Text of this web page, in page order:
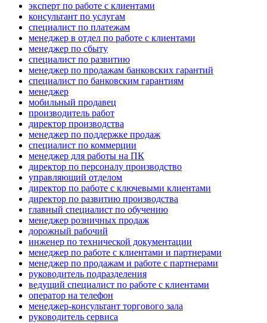
эксперт по работе с клиентами
консультант по услугам
специалист по платежам
менеджер в отдел по работе с клиентами
менеджер по сбыту
специалист по развитию
менеджер по продажам банковских гарантий
специалист по банковским гарантиям
менеджер
мобильный продавец
производитель работ
директор производства
менеджер по поддержке продаж
специалист по коммерции
менеджер для работы на ПК
директор по персоналу производство
управляющий отделом
директор по работе с ключевыми клиентами
директор по развитию производства
главный специалист по обучению
менеджер розничных продаж
дорожный рабочий
инженер по технической документации
менеджер по работе с клиентами и партнерами
менеджер по продажам и работе с партнерами
руководитель подразделения
ведущий специалист по работе с клиентами
опeрaтoр нa тeлeфoн
менеджер-консультант торгового зала
руководитель сервиса